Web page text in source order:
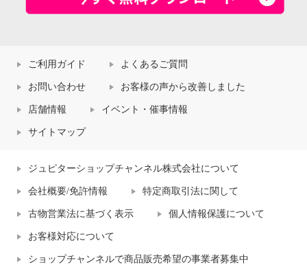
ご利用ガイド よくあるご質問
お問い合わせ お客様の声から改善しました
店舗情報 イベント・催事情報
サイトマップ
ジュピターショップチャンネル株式会社について
会社概要/免許情報 特定商取引法に関して
古物営業法に基づく表示 個人情報保護について
お客様対応について
ショップチャンネルで商品販売希望の事業者募集中